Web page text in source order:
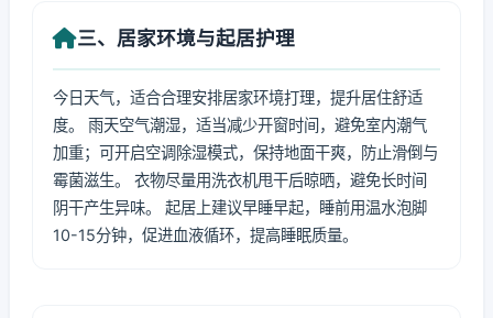
三、居家环境与起居护理
今日天气，适合合理安排居家环境打理，提升居住舒适
度。 雨天空气潮湿，适当减少开窗时间，避免室内潮气
加重；可开启空调除湿模式，保持地面干爽，防止滑倒与
霉菌滋生。 衣物尽量用洗衣机甩干后晾晒，避免长时间
阴干产生异味。 起居上建议早睡早起，睡前用温水泡脚
10-15分钟，促进血液循环，提高睡眠质量。